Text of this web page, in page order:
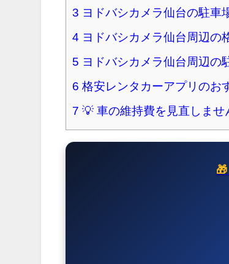
3 ヨドバシカメラ仙台の駐車
4 ヨドバシカメラ仙台周辺の
5 ヨドバシカメラ仙台周辺の
6 格安レンタカーアプリのお
7 💡 車の維持費を見直しませ